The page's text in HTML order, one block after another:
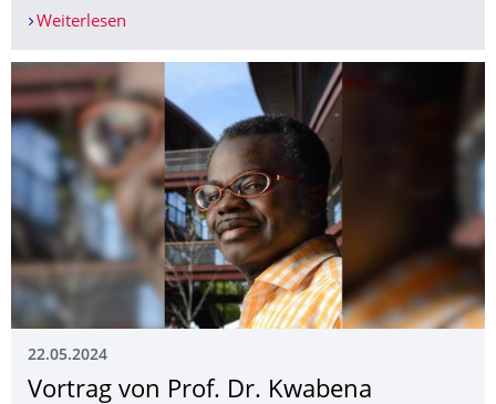
Weiterlesen
22.05.2024
Vortrag von Prof. Dr. Kwabena